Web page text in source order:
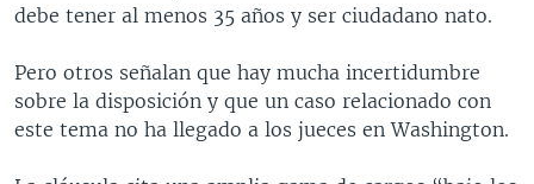
debe tener al menos 35 años y ser ciudadano nato.
Pero otros señalan que hay mucha incertidumbre
sobre la disposición y que un caso relacionado con
este tema no ha llegado a los jueces en Washington.